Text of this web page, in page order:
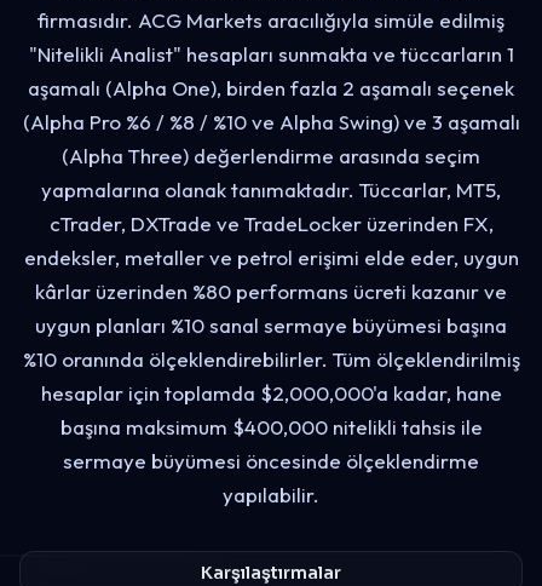
firmasıdır. ACG Markets aracılığıyla simüle edilmiş
"Nitelikli Analist" hesapları sunmakta ve tüccarların 1
aşamalı (Alpha One), birden fazla 2 aşamalı seçenek
(Alpha Pro %6 / %8 / %10 ve Alpha Swing) ve 3 aşamalı
(Alpha Three) değerlendirme arasında seçim
yapmalarına olanak tanımaktadır. Tüccarlar, MT5,
cTrader, DXTrade ve TradeLocker üzerinden FX,
endeksler, metaller ve petrol erişimi elde eder, uygun
kârlar üzerinden %80 performans ücreti kazanır ve
uygun planları %10 sanal sermaye büyümesi başına
%10 oranında ölçeklendirebilirler. Tüm ölçeklendirilmiş
hesaplar için toplamda $2,000,000'a kadar, hane
başına maksimum $400,000 nitelikli tahsis ile
sermaye büyümesi öncesinde ölçeklendirme
yapılabilir.
Karşılaştırmalar